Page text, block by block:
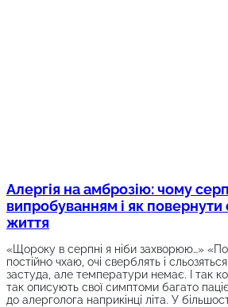
Алергія на амброзію: чому
випробуванням і як
життя
«Щороку в серпні я ніби захворюю…»
постійно чхаю, очі сверблять і
застуда, але температури немає. І так
так описують свої симптоми багато
до алерголога наприкінці літа. У